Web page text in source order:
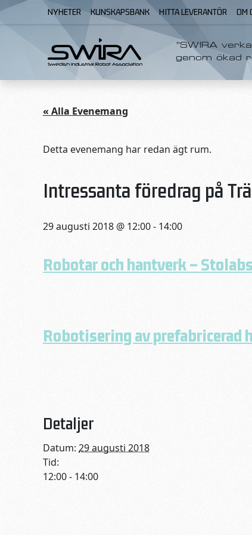
Skip to content
NYHETER KUNSKAPSBANK HITTA LEVERANTÖR OM
”SWIRA
genom ökad
« Alla Evenemang
Detta evenemang har redan ägt rum.
Intressanta föredrag på
29 augusti 2018 @ 12:00- 14:00
Robotar och hantverk –
Robotisering av prefabricerad
Detaljer
Datum: 29 augusti 2018
Tid:
12:00 - 14:00